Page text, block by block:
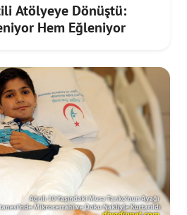
Atölyeye Dönüştü:
Hem Eğleniyor